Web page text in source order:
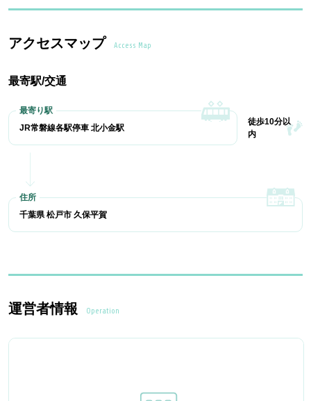
アクセスマップ Access Map
最寄駅/交通
JR常磐線各駅停車 北小金駅
徒歩10分以
内
千葉県 松戸市 久保平賀
運営者情報 Operation